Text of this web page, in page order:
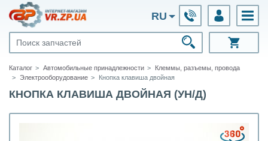
RU
Каталог Автомобильные принадлежности
Клеммы, разъемы, провода
Электрооборудование
Кнопка клавиша двойная
КНОПКА КЛАВИША ДВОЙНАЯ (УН/Д)